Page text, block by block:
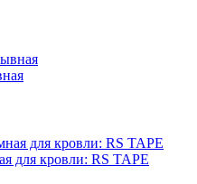
для кровли: RS TAPE